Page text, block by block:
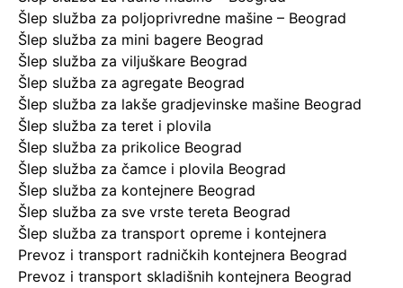
Šlep služba za poljoprivredne mašine – Beograd
Šlep služba za mini bagere Beograd
Šlep služba za viljuškare Beograd
Šlep služba za agregate Beograd
Šlep služba za lakše gradjevinske mašine Beograd
Šlep služba za teret i plovila
Šlep služba za prikolice Beograd
Šlep služba za čamce i plovila Beograd
Šlep služba za kontejnere Beograd
Šlep služba za sve vrste tereta Beograd
Šlep služba za transport opreme i kontejnera
Prevoz i transport radničkih kontejnera Beograd
Prevoz i transport skladišnih kontejnera Beograd